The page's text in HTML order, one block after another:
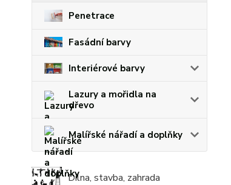
Penetrace
Fasádní barvy
Interiérové barvy
Lazury a mořidla na
dřevo
Malířské nářadí a doplňky
Dílna, stavba, zahrada